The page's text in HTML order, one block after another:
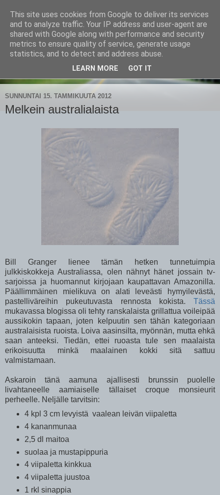
CampaSimpukka
kammen- ja kauhanpyöritystä
SUNNUNTAI 15. TAMMIKUUTA 2012
Melkein australialaista
Bill Granger lienee tämän hetken tunnetuimpia
julkkiskokkeja Australiassa, olen nähnyt hänet jossain tv-
sarjoissa ja huomannut kirjojaan kaupattavan Amazonilla.
Päällimmäinen mielikuva on alati leveästi hymyilevästä,
pastelliväreihin pukeutuvasta rennosta kokista. Tässä
mukavassa blogissa oli tehty ranskalaista grillattua voileipää
aussikokin tapaan, joten kelpuutin sen tähän kategoriaan
australaisista ruoista. Loiva aasinsilta, myönnän, mutta ehkä
saan anteeksi. Tiedän, ettei ruoasta tule sen maalaista
erikoisuutta minkä maalainen kokki sitä sattuu
valmistamaan.
Askaroin tänä aamuna ajallisesti brunssin puolelle
livahtaneelle aamiaiselle tällaiset croque monsieurit
perheelle. Neljälle tarvitsin:
4 kpl 3 cm levyistä vaalean leivän viipaletta
4 kananmunaa
2,5 dl maitoa
suolaa ja mustapippuria
4 viipaletta kinkkua
4 viipaletta juustoa
1 rkl sinappia
This site uses cookies from Google to deliver its services
and to analyze traffic. Your IP address and user-agent are
shared with Google along with performance and security
metrics to ensure quality of service, generate usage
statistics, and to detect and address abuse.
LEARN MORE GOT IT